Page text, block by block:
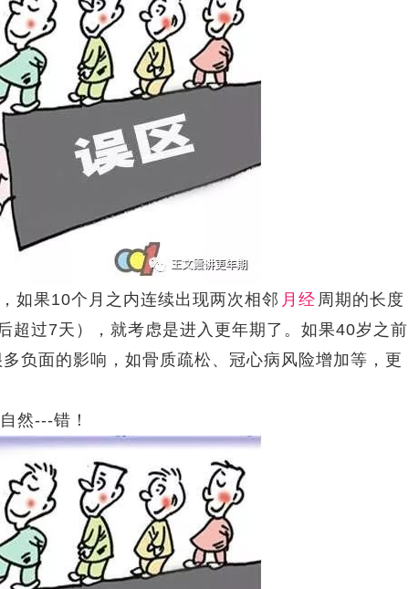
如果10个月之内连续出现两次相邻 月经 周期的长度
超过7天），就考虑是进入更年期了。如果40岁之前
负面的影响，如骨质疏松、冠心病风险增加等，更
然---错！